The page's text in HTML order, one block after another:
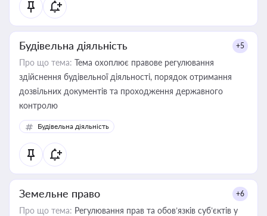
Будівельна діяльність +5
Про що тема: Тема охоплює правове регулювання
здійснення будівельної діяльності, порядок отримання
дозвільних документів та проходження державного
контролю
Будівельна діяльність
Земельне право +6
Про що тема: Регулювання прав та обов’язків суб’єктів у